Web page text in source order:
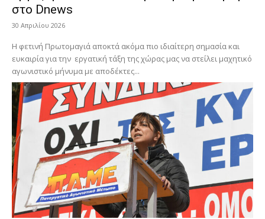
στο Dnews
30 Απριλίου 2026
Η φετινή Πρωτομαγιά αποκτά ακόμα πιο ιδιαίτερη σημασία και
ευκαιρία για την εργατική τάξη της χώρας μας να στείλει μαχητικό
αγωνιστικό μήνυμα με αποδέκτες...